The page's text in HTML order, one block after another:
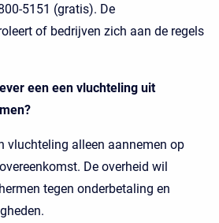
5151 (gratis). De
of bedrijven zich aan de regels
een een vluchteling uit
vluchteling alleen aannemen op
De overheid wil
tegen onderbetaling en